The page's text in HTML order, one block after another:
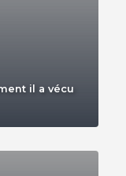
il a vécu